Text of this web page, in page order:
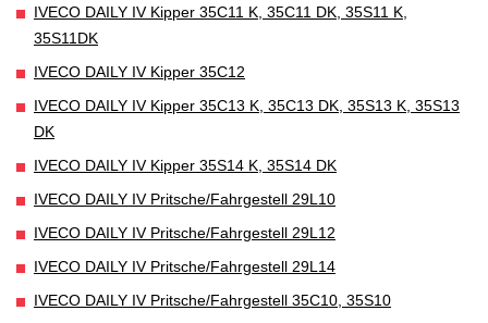
IVECO DAILY IV Kipper 35C11 K, 35C11 DK, 35S11 K,
35S11DK
IVECO DAILY IV Kipper 35C12
IVECO DAILY IV Kipper 35C13 K, 35C13 DK, 35S13 K, 35S13
DK
IVECO DAILY IV Kipper 35S14 K, 35S14 DK
IVECO DAILY IV Pritsche/Fahrgestell 29L10
IVECO DAILY IV Pritsche/Fahrgestell 29L12
IVECO DAILY IV Pritsche/Fahrgestell 29L14
IVECO DAILY IV Pritsche/Fahrgestell 35C10, 35S10